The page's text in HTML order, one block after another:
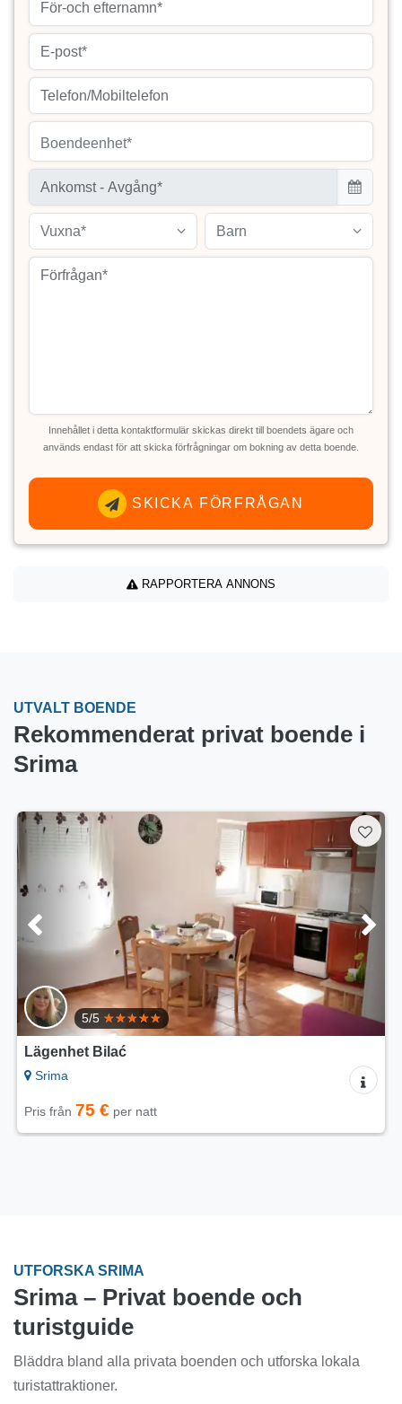
Boendeenhet*
Vuxna* Barn
Innehållet i detta kontaktformulär skickas direkt till boendets ägare och
används endast för att skicka förfrågningar om bokning av detta boende.
SKICKA FÖRFRÅGAN
RAPPORTERA ANNONS
UTVALT BOENDE
Rekommenderat privat boende i
Srima
5/5
Lägenheter Dimač
Srima
Pris från60 € per natt
UTFORSKA SRIMA
Srima – Privat boende och
turistguide
Bläddra bland alla privata boenden och utforska lokala
turistattraktioner.